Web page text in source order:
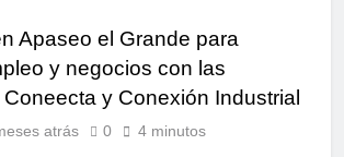
Apaseo el Grande para
y negocios con las
y Conexión Industrial
atrás 0 4 minutos